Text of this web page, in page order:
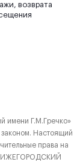
возврата
имени Г.М.Гречко»
законом. Настоящий
права на